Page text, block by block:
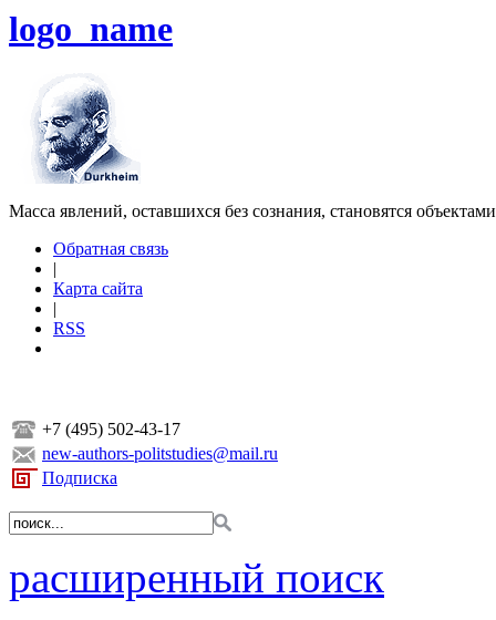
logo_name
Масса явлений, оставшихся без сознания, становятся
Обратная связь
|
Карта сайта
|
RSS
+7 (495) 502-43-17
new-authors-politstudies@mail.ru
Подписка
расширенный поиск